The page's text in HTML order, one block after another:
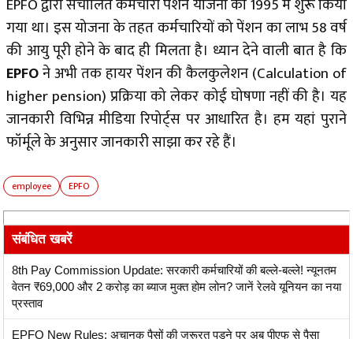
EPFO द्वारा संचालित कर्मचारी पेंशन योजना को 1995 में शुरू किया
गया था। इस योजना के तहत कर्मचारियों को पेंशन का लाभ 58 वर्ष
की आयु पूरी होने के बाद ही मिलता है। ध्यान देने वाली बात है कि
EPFOने अभी तक हायर पेंशन की कैलकुलेशन (Calculation of
higher pension) प्रक्रिया को लेकर कोई घोषणा नहीं की है। यह
जानकारी विभिन्न मीडिया रिपोर्ट्स पर आधारित है। हम यहां पुराने
फॉर्मूले के अनुसार जानकारी साझा कर रहे हैं।
employee EPFO
संबंधित खबरें
8th Pay Commission Update: सरकारी कर्मचारियों की बल्ले-बल्ले! न्यूनतम
वेतन ₹69,000 और 2 करोड़ का ब्याज मुक्त होम लोन? जानें रेलवे यूनियन का नया
प्रस्ताव
EPFO New Rules: अचानक पैसों की जरूरत पड़ने पर अब पीएफ से पैसा